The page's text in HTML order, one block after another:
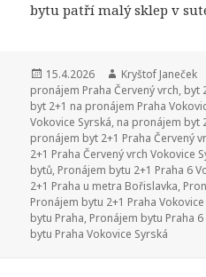
bytu patří malý sklep v
Publikováno:
15.4.2026 Autor:
Kryštof Janeček
pronájem Praha Červený vrch, byt
byt 2+1 na pronájem Praha
Vokovice Syrská, na pronájem byt
pronájem byt 2+1 Praha Červený
2+1 Praha Červený vrch Vokovice
bytů, Pronájem bytu 2+1 Praha 6
2+1 Praha u metra Bořislavka,
Pronájem bytu 2+1 Praha
bytu Praha, Pronájem bytu Praha
bytu Praha Vokovice Syrská